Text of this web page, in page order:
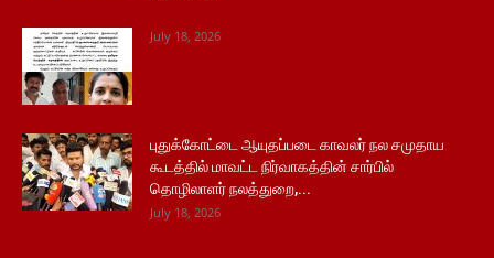
July 18, 2026
புதுக்கோட்டை ஆயுதப்படை காவலர் நல சமுதாய
கூடத்தில் மாவட்ட நிர்வாகத்தின் சார்பில்
தொழிலாளர் நலத்துறை,...
July 18, 2026